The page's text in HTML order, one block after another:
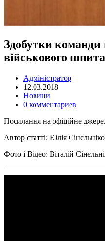
Здобутки команди
військового
Адміністратор
12.03.2018
Новини
0 комментариев
Посилання на офіційне
Автор статті: Юлія
Фото і Відео: Віталій